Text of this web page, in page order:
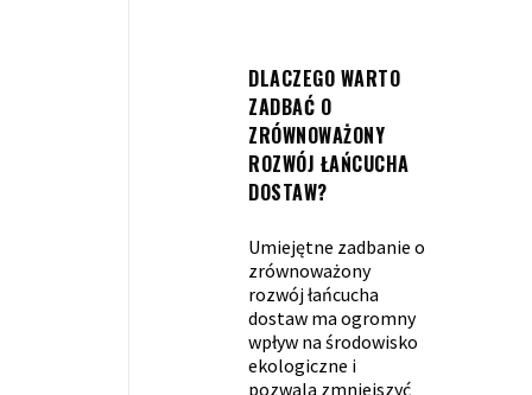
DLACZEGO WARTO
ZADBAĆ O
ZRÓWNOWAŻONY
ROZWÓJ ŁAŃCUCHA
DOSTAW?
Umiejętne zadbanie o
zrównoważony
rozwój łańcucha
dostaw ma ogromny
wpływ na środowisko
ekologiczne i
pozwala zmniejszyć